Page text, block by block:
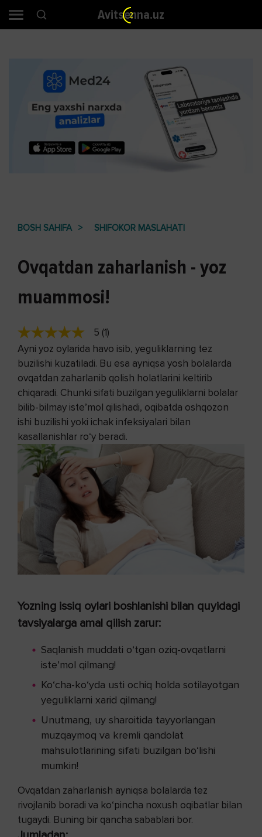
Avitsenna.uz
BOSH SAHIFA SHIFOKOR MASLAHATI
Ovqatdan zaharlanish - yoz
muammosi!
5 (1)
Ayni yoz oylarida havo isib, yeguliklarning tez
buzilishi kuzatiladi. Bu esa ayniqsa yosh bolalarda
ovqatdan zaharlanib qolish holatlarini keltirib
chiqaradi. Chunki sifati buzilgan yeguliklarni bolalar
bilib-bilmay iste’mol qilishadi, oqibatda oshqozon
ishi buzilishi yoki ichak infeksiyalari bilan
kasallanishlar ro‘y beradi.
Yozning issiq oylari boshlanishi bilan quyidagi
tavsiyalarga amal qilish zarur:
Saqlanish muddati o‘tgan oziq-ovqatlarni
iste’mol qilmang!
Ko‘cha-ko‘yda usti ochiq holda sotilayotgan
yeguliklarni xarid qilmang!
Unutmang, uy sharoitida tayyorlangan
muzqaymoq va kremli qandolat
mahsulotlarining sifati buzilgan bo‘lishi
mumkin!
Ovqatdan zaharlanish ayniqsa bolalarda tez
rivojlanib boradi va ko‘pincha noxush oqibatlar bilan
tugaydi. Buning bir qancha sabablari bor.
2